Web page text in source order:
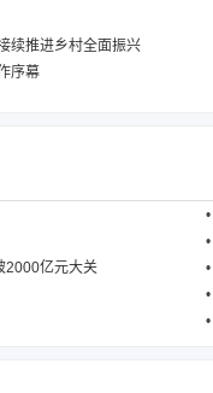
续推进乡村全面振兴
序幕
•
•
2000亿元大关 •
•
•